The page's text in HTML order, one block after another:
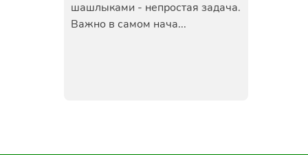
шашлыками - непростая задача.
Важно в самом нача...